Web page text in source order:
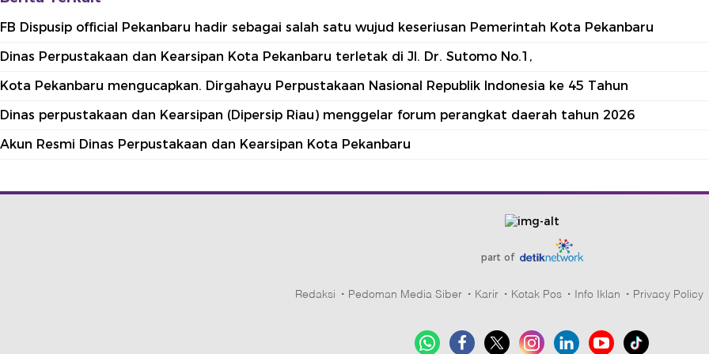
FB Dispusip official Pekanbaru hadir sebagai salah satu wujud keseriusan Pemerintah Kota Pekanbaru
Dinas Perpustakaan dan Kearsipan Kota Pekanbaru terletak di Jl. Dr. Sutomo No.1,
Kota Pekanbaru mengucapkan. Dirgahayu Perpustakaan Nasional Republik Indonesia ke 45 Tahun
Dinas perpustakaan dan Kearsipan (Dipersip Riau) menggelar forum perangkat daerah tahun 2026
Akun Resmi Dinas Perpustakaan dan Kearsipan Kota Pekanbaru
part of
Redaksi Pedoman Media Siber Karir Kotak Pos Info Iklan Privacy Policy